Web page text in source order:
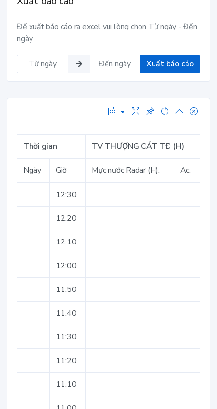
Để xuất báo cáo ra excel vui lòng chọn Từ ngày - Đến
ngày
Xuất báo cáo
Thời gian TV THƯỢNG CÁT TĐ (H)
Ngày Giờ Mực nước Radar (H): Ac:
12:30
12:20
12:10
12:00
11:50
11:40
11:30
11:20
11:10